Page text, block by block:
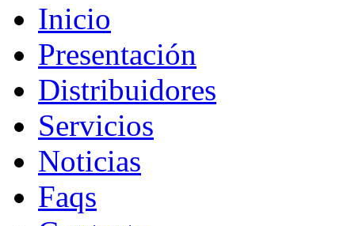
Inicio
Presentación
Distribuidores
Servicios
Noticias
Faqs